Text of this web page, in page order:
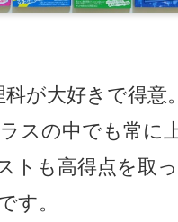
科が大好きで得意
スの中でも常に
トも高得点を取
す。